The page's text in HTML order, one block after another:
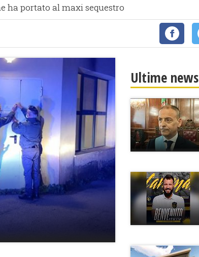
ha portato al maxi sequestro
Ultime news